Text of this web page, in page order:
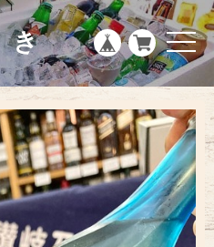
き
t
o
g
g
e
n
a
v
i
g
a
t
i
o
g
l
e
n
a
v
i
a
t
i
o
n